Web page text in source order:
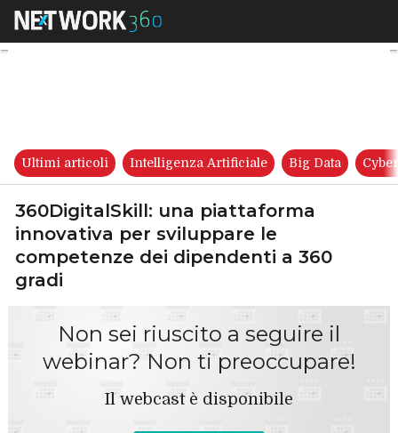
360DigitalSkill: una
Ultimi articoli Intelligenza Artificiale Big Data
360DigitalSkill: una piattaforma
innovativa per sviluppare le
competenze dei dipendenti a 360
gradi
Non sei riuscito a seguire il
webinar? Non ti preoccupare!
Il webcast è disponibile